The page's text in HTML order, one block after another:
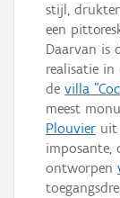
stijl,
een
Daarvan is
realisatie in
de villa
meest
Plouvier uit
imposante,
ontworpen